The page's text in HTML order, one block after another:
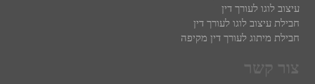
עיצוב לוגו לעורך דין
חבילת עיצוב לוגו לעורך דין
חבילת מיתוג לעורך דין מקיפה
צור קשר